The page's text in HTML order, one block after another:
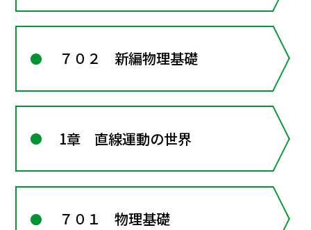
７０２ 新編物理基礎
1章 直線運動の世界
７０１ 物理基礎